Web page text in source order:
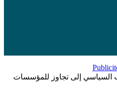
السياسي إلى تجاوز للمؤسسات